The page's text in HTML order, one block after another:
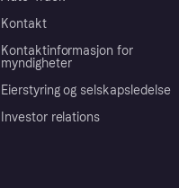
Kontakt
Kontaktinformasjon for
myndigheter
Eierstyring og selskapsledelse
Investor relations